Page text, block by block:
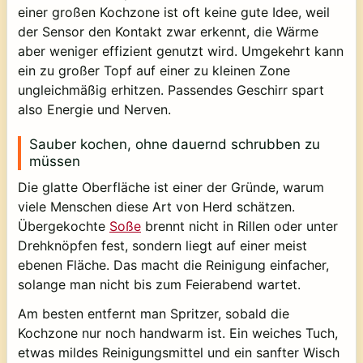
einer großen Kochzone ist oft keine gute Idee, weil
der Sensor den Kontakt zwar erkennt, die Wärme
aber weniger effizient genutzt wird. Umgekehrt kann
ein zu großer Topf auf einer zu kleinen Zone
ungleichmäßig erhitzen. Passendes Geschirr spart
also Energie und Nerven.
Sauber kochen, ohne dauernd schrubben zu
müssen
Die glatte Oberfläche ist einer der Gründe, warum
viele Menschen diese Art von Herd schätzen.
Übergekochte Soße brennt nicht in Rillen oder unter
Drehknöpfen fest, sondern liegt auf einer meist
ebenen Fläche. Das macht die Reinigung einfacher,
solange man nicht bis zum Feierabend wartet.
Am besten entfernt man Spritzer, sobald die
Kochzone nur noch handwarm ist. Ein weiches Tuch,
etwas mildes Reinigungsmittel und ein sanfter Wisch